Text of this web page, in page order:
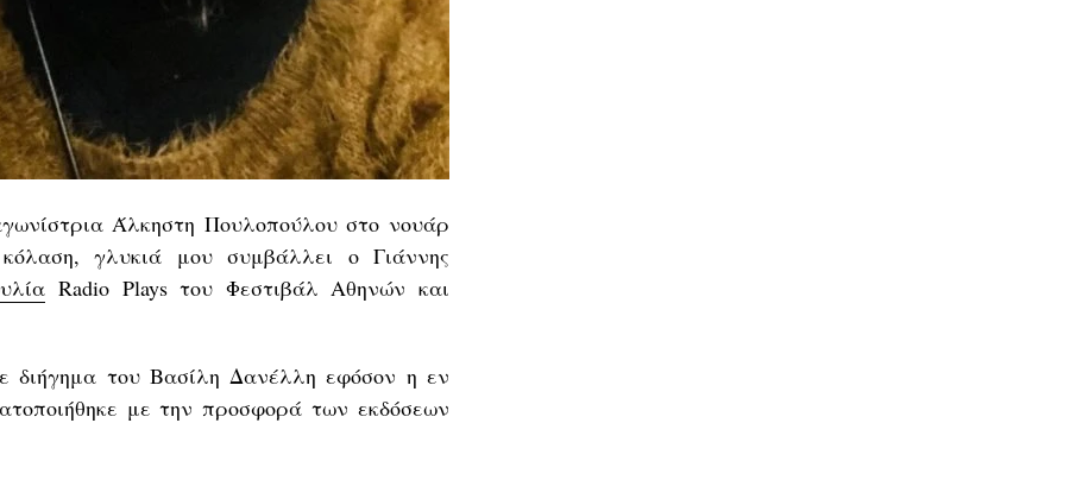
Άλκηστη Πουλοπούλου στο νουάρ
γλυκιά μου συμβάλλει ο Γιάννης
Radio Plays του Φεστιβάλ Αθηνών και
διήγημα του Βασίλη Δανέλλη εφόσον η εν
με την προσφορά των εκδόσεων